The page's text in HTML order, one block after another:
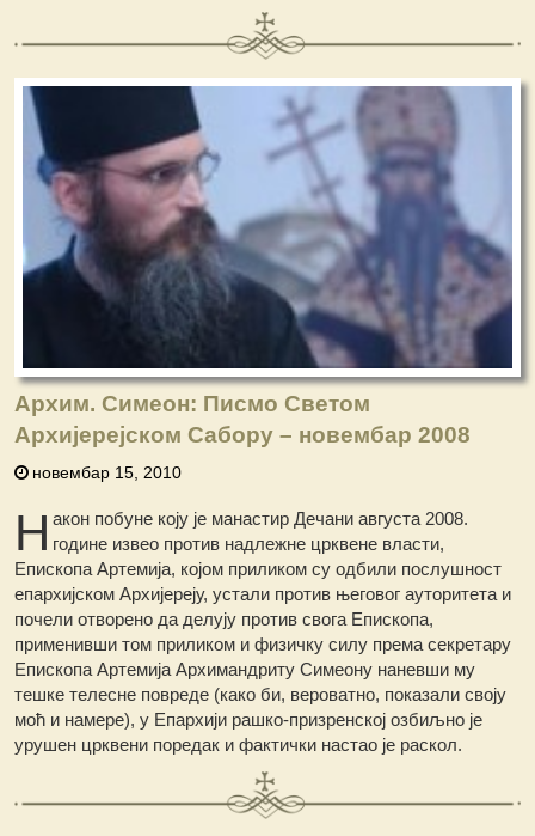
Архим. Симеон: Писмо Светом
Архијерејском Сабору – новембар 2008
новембар 15, 2010
Н акон побуне коју је манастир Дечани августа 2008.
године извео против надлежне црквене власти,
Епископа Артемија, којом приликом су одбили послушност
епархијском Архијереју, устали против његовог ауторитета и
почели отворено да делују против свога Епископа,
применивши том приликом и физичку силу према секретару
Епископа Артемија Архимандриту Симеону наневши му
тешке телесне повреде (како би, вероватно, показали своју
моћ и намере), у Епархији рашко-призренској озбиљно је
урушен црквени поредак и фактички настао је раскол.